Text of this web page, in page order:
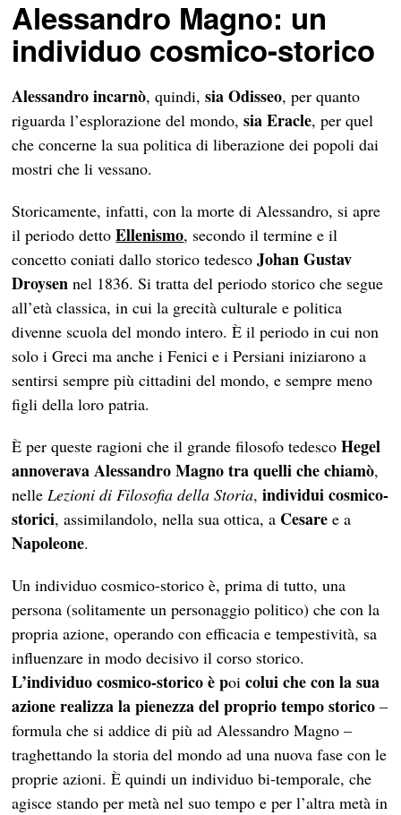
Alessandro Magno: un
individuo cosmico-storico
Alessandro incarnò, quindi,sia Odisseo, per quanto
riguarda l’esplorazione del mondo,sia Eracle, per quel
che concerne la sua politica di liberazione dei popoli dai
mostri che li vessano.
Storicamente, infatti, con la morte di Alessandro, si apre
il periodo dettoEllenismo, secondo il termine e il
concetto coniati dallo storico tedescoJohan Gustav
Droysen nel 1836. Si tratta del periodo storico che segue
all’età classica, in cui la grecità culturale e politica
divenne scuola del mondo intero. È il periodo in cui non
solo i Greci ma anche i Fenici e i Persiani iniziarono a
sentirsi sempre più cittadini del mondo, e sempre meno
figli della loro patria.
È per queste ragioni che il grande filosofo tedescoHegel
annoverava Alessandro Magno tra quelli che chiamò,
nelleLezioni di Filosofia della Storia,individui cosmico-
storici, assimilandolo, nella sua ottica, a Cesare e a
Napoleone.
Un individuo cosmico-storico è, prima di tutto, una
persona (solitamente un personaggio politico) che con la
propria azione, operando con efficacia e tempestività, sa
influenzare in modo decisivo il corso storico.
L’individuo cosmico-storico è poicolui che con la sua
azione realizza la pienezza del proprio tempo storico –
formula che si addice di più ad Alessandro Magno –
traghettando la storia del mondo ad una nuova fase con le
proprie azioni. È quindi un individuo bi-temporale, che
agisce stando per metà nel suo tempo e per l’altra metà in